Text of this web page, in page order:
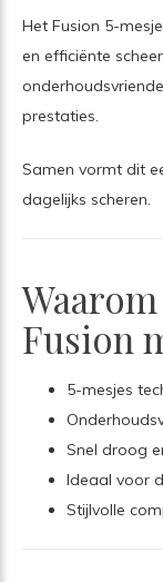
Het Fusion 5-
en efficiënte
prestaties.
Samen vormt dit
dagelijks scheren.
Fusion
5-mesjes
Snel droog
Ideaal voor
Stijlvolle